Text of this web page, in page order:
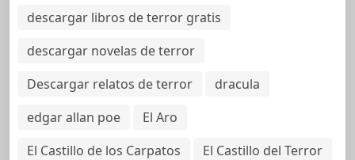
descargar libros de terror gratis
descargar novelas de terror
Descargar relatos de terror
dracula
edgar allan poe
El Aro
El Castillo de los Carpatos
El Castillo del Terror